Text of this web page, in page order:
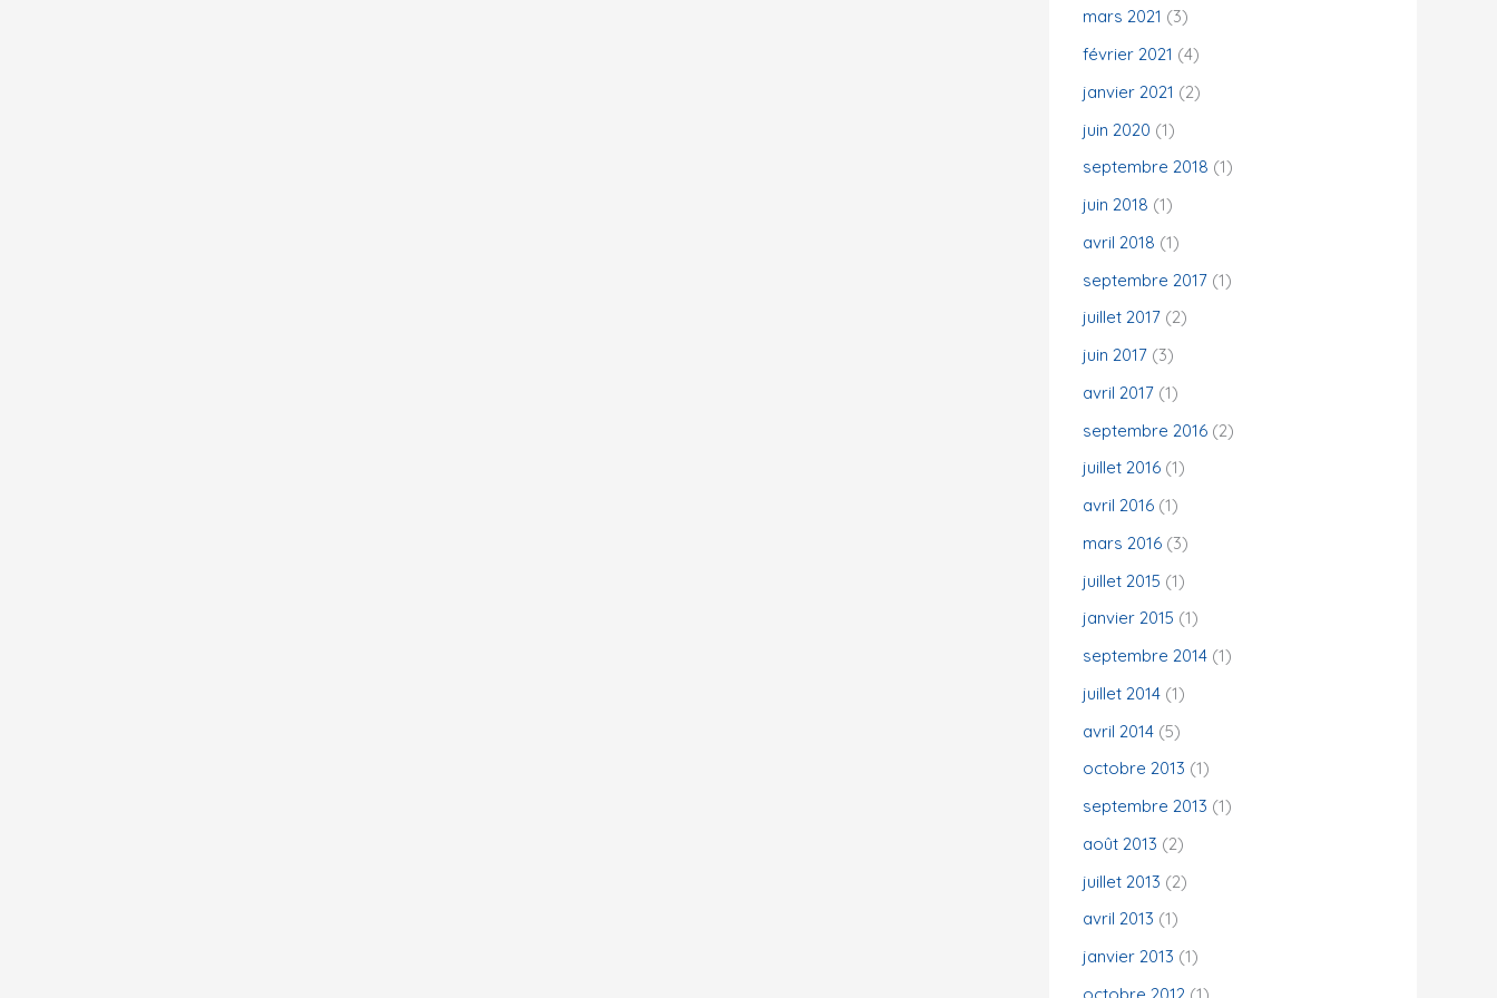
mars 2021 (3)
février 2021 (4)
janvier 2021 (2)
juin 2020 (1)
septembre 2018 (1)
juin 2018 (1)
avril 2018 (1)
septembre 2017 (1)
juillet 2017 (2)
juin 2017 (3)
avril 2017 (1)
septembre 2016 (2)
juillet 2016 (1)
avril 2016 (1)
mars 2016 (3)
juillet 2015 (1)
janvier 2015 (1)
septembre 2014 (1)
juillet 2014 (1)
avril 2014 (5)
octobre 2013 (1)
septembre 2013 (1)
août 2013 (2)
juillet 2013 (2)
avril 2013 (1)
janvier 2013 (1)